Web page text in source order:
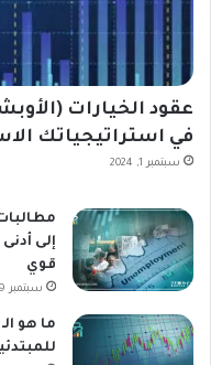
عقود الخيارات
في استراتيجياتك
سبتمبر 1, 2024
إلى
قوي
سبتمبر 19, 2024